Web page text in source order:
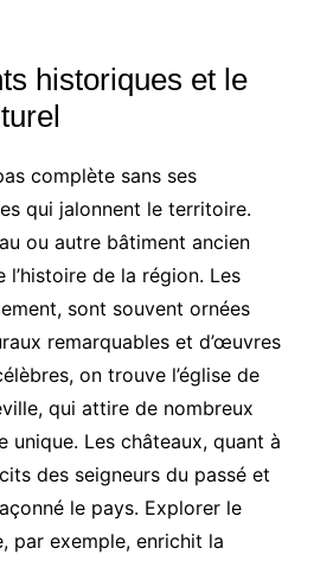
historiques et le
complète sans ses
qui jalonnent le territoire.
ou autre bâtiment ancien
de la région. Les
sont souvent ornées
remarquables et d’œuvres
on trouve l’église de
qui attire de nombreux
unique. Les châteaux, quant à
des seigneurs du passé et
le pays. Explorer le
par exemple, enrichit la